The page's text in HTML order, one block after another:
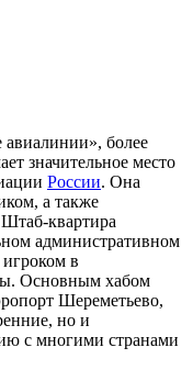
более
значительное место
России. Она
а также
квартира
административном
в
Основным хабом
Шереметьево,
но и
с многими странами